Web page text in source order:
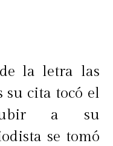
la letra las
su cita tocó el
a su
se tomó